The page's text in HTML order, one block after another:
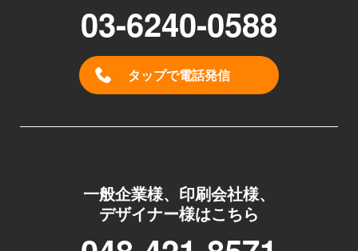
03-6240-0588
タップで電話発信
一般企業様、印刷会社様、
デザイナー様はこちら